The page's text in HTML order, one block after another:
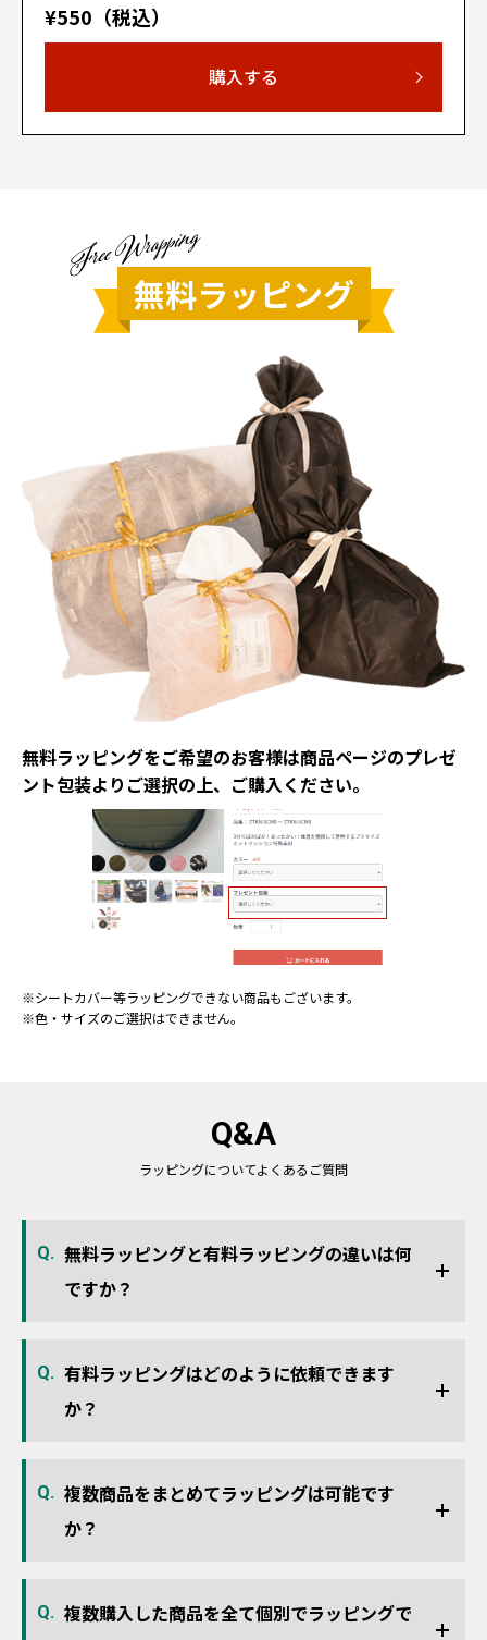
¥550（税込）
購入する
無料ラッピング
無料ラッピングをご希望のお客様は商品ページのプレゼ
ント包装よりご選択の上、ご購入ください。
※シートカバー等ラッピングできない商品もございます。
※色・サイズのご選択はできません。
Q&A
ラッピングについてよくあるご質問
Q. 無料ラッピングと有料ラッピングの違いは何
ですか？
Q. 有料ラッピングはどのように依頼できます
か？
Q. 複数商品をまとめてラッピングは可能です
か？
Q. 複数購入した商品を全て個別でラッピングで